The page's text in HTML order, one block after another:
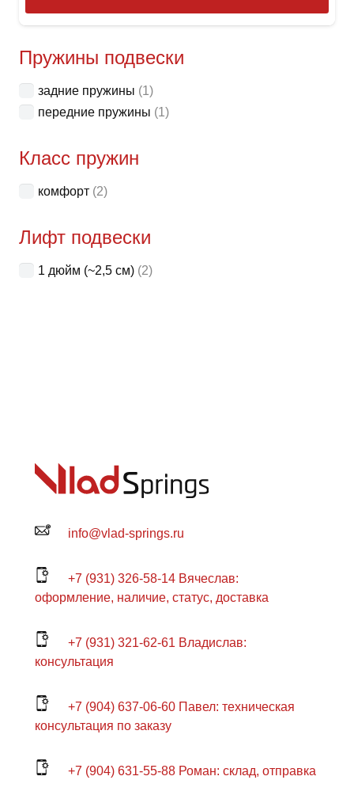
товар
Пружины подвески
задние пружины (1)
передние пружины (1)
Класс пружин
комфорт (2)
Лифт подвески
1 дюйм (~2,5 см) (2)
info@vlad-springs.ru
+7 (931) 326-58-14 Вячеслав:
оформление, наличие, статус, доставка
+7 (931) 321-62-61 Владислав:
консультация
+7 (904) 637-06-60 Павел: техническая
консультация по заказу
+7 (904) 631-55-88 Роман: склад, отправка